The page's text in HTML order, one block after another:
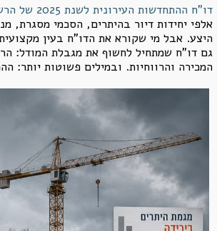
דו"ח ההתחדשות העירונית לשנת 2025 של הרשות הממשלתית להתחדשות עירונית
אלפי יחידות דיור בהיתרים, הסכמי מסגרת,
היצע. אבל מי שקורא את הדו"ח בעין
גם דו"ח שמתחיל לחשוף את מגבלת המודל:
המכירה והרווחיות. ובמילים פשוטות יותר: